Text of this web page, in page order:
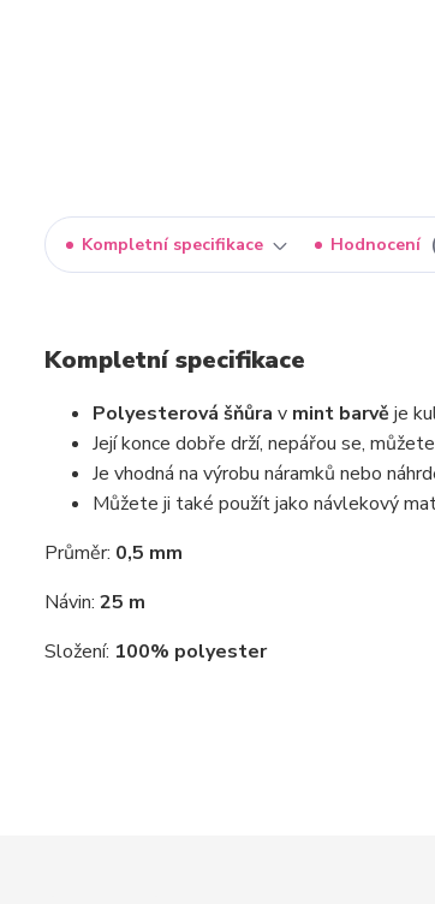
Kompletní specifikace Hodnocení
Kompletní specifikace
Polyesterová šňůra v mint barvě je
Její konce dobře drží, nepářou se,
Je vhodná na výrobu náramků nebo
Můžete ji také použít jako návlekový
Průměr: 0,5 mm
Návin: 25 m
Složení: 100% polyester